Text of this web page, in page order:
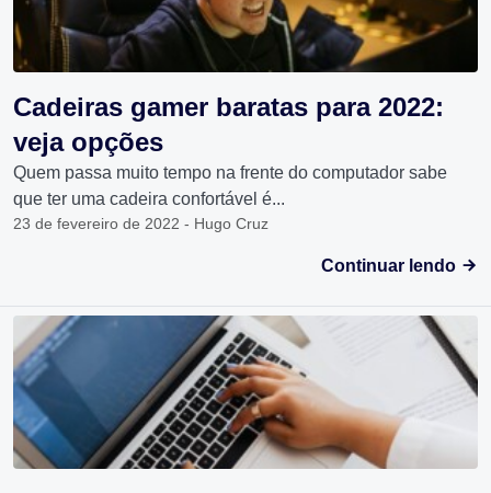
Cadeiras gamer baratas para 2022:
veja opções
Quem passa muito tempo na frente do computador sabe
que ter uma cadeira confortável é...
23 de fevereiro de 2022 - Hugo Cruz
Continuar lendo